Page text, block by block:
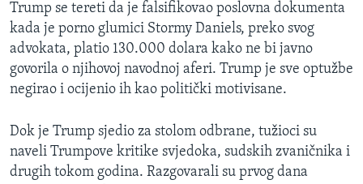
Trump se tereti da je falsifikovao poslovna dokumenta
kada je porno glumici Stormy Daniels, preko svog
advokata, platio 130.000 dolara kako ne bi javno
govorila o njihovoj navodnoj aferi. Trump je sve optužbe
negirao i ocijenio ih kao politički motivisane.
Dok je Trump sjedio za stolom odbrane, tužioci su
naveli Trumpove kritike svjedoka, sudskih zvaničnika i
drugih tokom godina. Razgovarali su prvog dana